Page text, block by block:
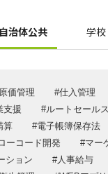
情報
ス
業主行動計画
自治体公共 学校
価管理 仕入管理
支援 ルートセールス
算 電子帳簿保存法
ーコード開発 マー
ション 人事給与